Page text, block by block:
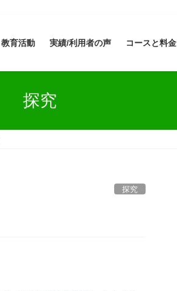
教育活動 実績/利用者の声 コースと料金
探究
探究